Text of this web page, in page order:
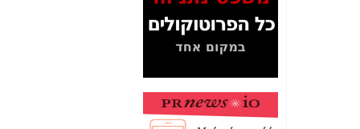
מוכיחים "תפירת תיק"
לאיש הלא נכון! -כאן
עובדות ומסמכים
האם ביבי כשר
תקשורת עזר לקב'
בזק? -כאן